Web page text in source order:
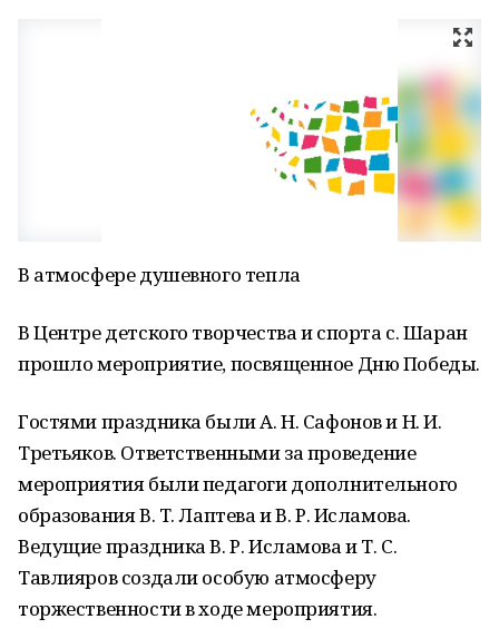
В атмосфере душевного тепла
В Центре детского творчества и спорта с. Шаран
прошло мероприятие, посвященное Дню Победы.
Гостями праздника были А. Н. Сафонов и Н. И.
Третьяков. Ответственными за проведение
мероприятия были педагоги дополнительного
образования В. Т. Лаптева и В. Р. Исламова.
Ведущие праздника В. Р. Исламова и Т. С.
Тавлияров создали особую атмосферу
торжественности в ходе мероприятия.